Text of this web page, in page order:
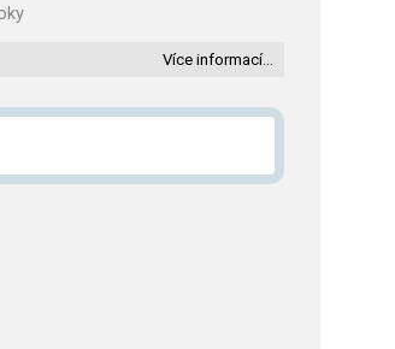
Více informací…